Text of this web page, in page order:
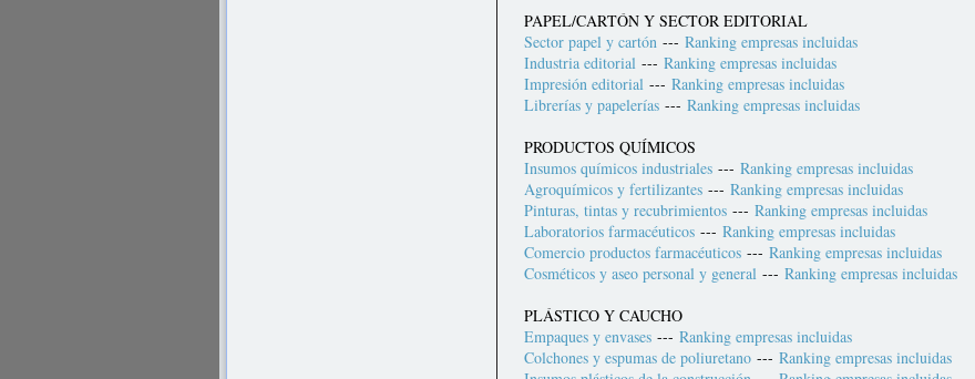
PAPEL/CARTÓN Y SECTOR EDITORIAL
Sector papel y cartón--- Ranking empresas incluidas
Industria editorial--- Ranking empresas incluidas
Impresión editorial--- Ranking empresas incluidas
Librerías y papelerías--- Ranking empresas incluidas
PRODUCTOS QUÍMICOS
Insumos químicos industriales--- Ranking empresas incluidas
Agroquímicos y fertilizantes--- Ranking empresas incluidas
Pinturas, tintas y recubrimientos--- Ranking empresas incluidas
Laboratorios farmacéuticos--- Ranking empresas incluidas
Comercio productos farmacéuticos--- Ranking empresas incluidas
Cosméticos y aseo personal y general--- Ranking empresas incluidas
PLÁSTICO Y CAUCHO
Empaques y envases--- Ranking empresas incluidas
Colchones y espumas de poliuretano--- Ranking empresas incluidas